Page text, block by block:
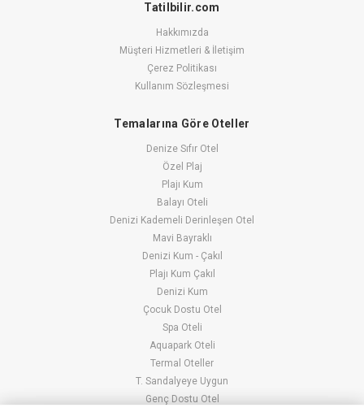
Tatilbilir.com
Hakkımızda
Müşteri Hizmetleri & İletişim
Çerez Politikası
Kullanım Sözleşmesi
Temalarına Göre Oteller
Denize Sıfır Otel
Özel Plaj
Plajı Kum
Balayı Oteli
Denizi Kademeli Derinleşen Otel
Mavi Bayraklı
Denizi Kum - Çakıl
Plajı Kum Çakıl
Denizi Kum
Çocuk Dostu Otel
Spa Oteli
Aquapark Oteli
Termal Oteller
T. Sandalyeye Uygun
Genç Dostu Otel